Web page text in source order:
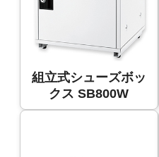
組立式シューズボッ
クス SB800W